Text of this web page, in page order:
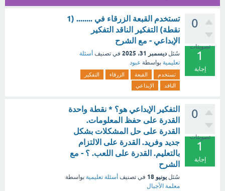
0
تصويتات
1
إجابة
تستخدم القبعة الزرقاء في ........ (1
نقطة) التفكير الناقد التفكير
الإبداعي - مع الشرح
سُئل ديسمبر 31، 2025 في تصنيف أسئلة
تعليمية بواسطة عبود
تستخدم القبعة الزرقاء
التفكير
الناقد
الإبداعي
0
تصويتات
1
إجابة
التفكير الإبداعي هو؟ * نقطة واحدة
القدرة على حفظ المعلومات.
القدرة على حل المشكلات بشكل
جديد وفريد. القدرة على الالتزام
بالتعليم. القدرة على اللعب. ؟ - مع
الشرح
سُئل يونيو 18 في تصنيف أسئلة تعليمية بواسطة
معلمة الأجيال